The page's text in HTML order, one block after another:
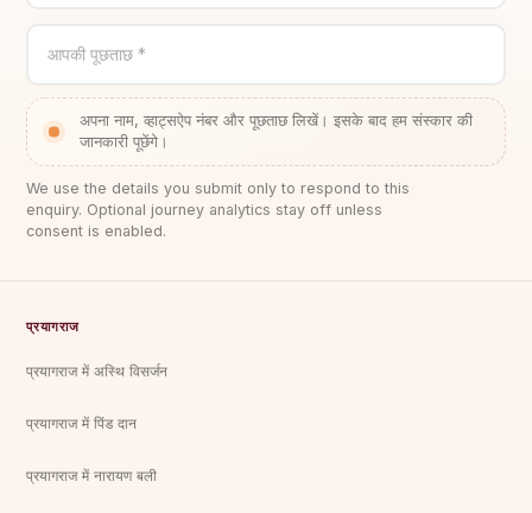
आपकी पूछताछ *
अपना नाम, व्हाट्सऐप नंबर और पूछताछ लिखें। इसके बाद हम संस्कार की
जानकारी पूछेंगे।
We use the details you submit only to respond to this
enquiry. Optional journey analytics stay off unless
consent is enabled.
प्रयागराज
प्रयागराज में अस्थि विसर्जन
प्रयागराज में पिंड दान
प्रयागराज में नारायण बली